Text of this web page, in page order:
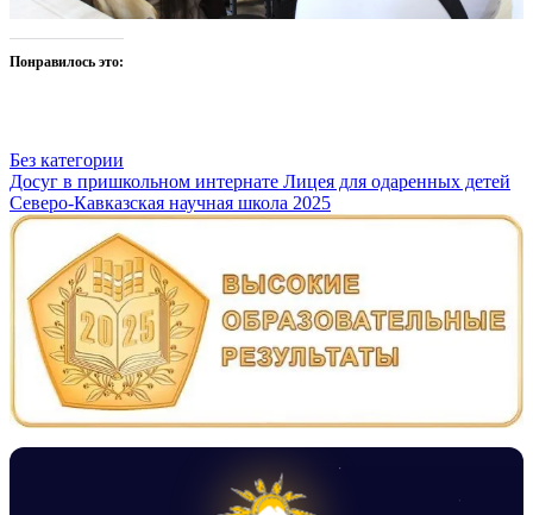
Понравилось это:
Без категории
Навигация
по
записям
Досуг в пришкольном интернате Лицея для одаренных детей
Северо-Кавказская научная школа 2025